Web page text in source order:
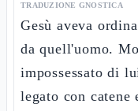
TRADUZIONE GNOSTICA
Gesù aveva
da quell'uomo.
impossessato di
legato con